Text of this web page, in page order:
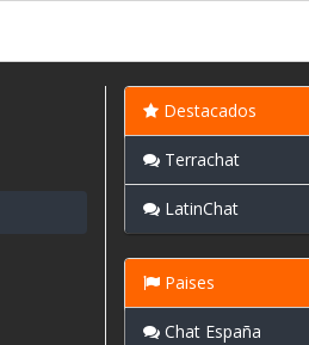
Destacados
Terrachat
LatinChat
Paises
Chat España